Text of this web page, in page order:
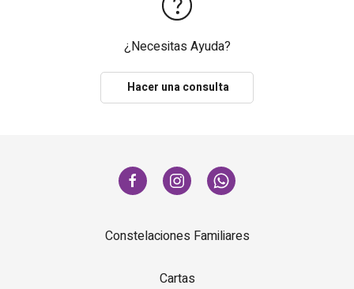
¿Necesitas Ayuda?
Hacer una consulta
Constelaciones Familiares
Cartas